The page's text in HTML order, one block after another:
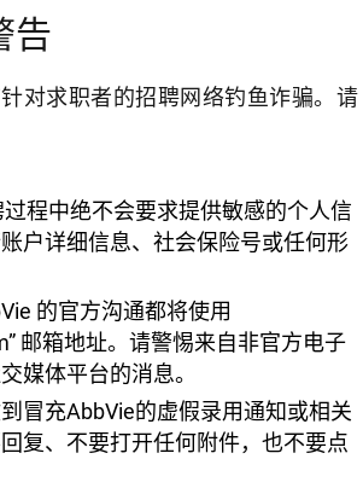
告
对求职者的招聘网络钓鱼诈骗。请
程中绝不会要求提供敏感的个人信
户详细信息、社会保险号或任何形
的官方沟通都将使用
邮箱地址。请警惕来自非官方电子
媒体平台的消息。
冒充AbbVie的虚假录用通知或相关
复、不要打开任何附件，也不要点